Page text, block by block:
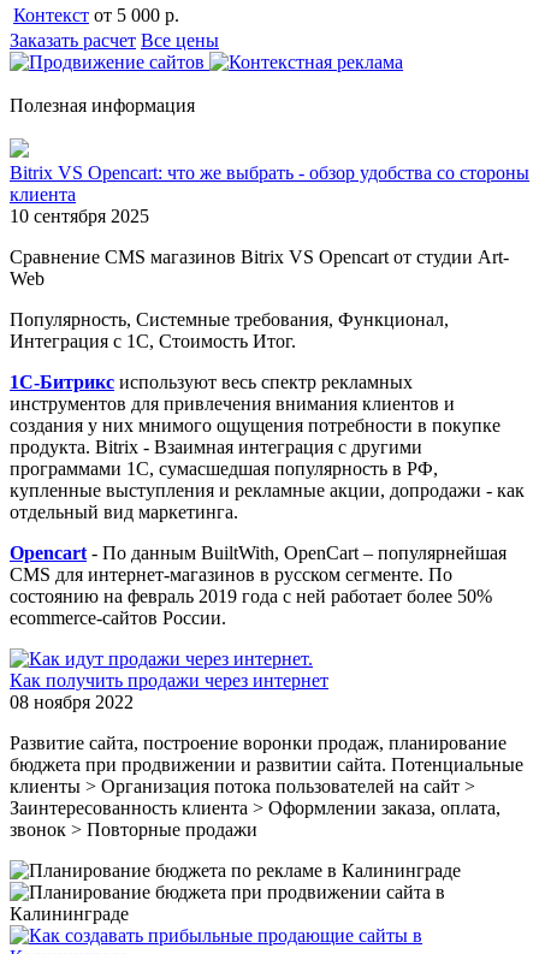
Контекст от 5 000 р.
Заказать расчет Все цены
Полезная информация
Bitrix VS Opencart: что же выбрать - обзор удобства со стороны
клиента
10 сентября 2025
Сравнение CMS магазинов Bitrix VS Opencart от студии Art-
Web
Популярность, Системные требования, Функционал,
Интеграция с 1С, Стоимость Итог.
1С-Битрикс используют весь спектр рекламных
инструментов для привлечения внимания клиентов и
создания у них мнимого ощущения потребности в покупке
продукта. Bitrix - Взаимная интеграция с другими
программами 1С, сумасшедшая популярность в РФ,
купленные выступления и рекламные акции, допродажи - как
отдельный вид маркетинга.
Opencart - По данным BuiltWith, OpenCart – популярнейшая
CMS для интернет-магазинов в русском сегменте. По
состоянию на февраль 2019 года с ней работает более 50%
ecommerce-сайтов России.
Как получить продажи через интернет
08 ноября 2022
Развитие сайта, построение воронки продаж, планирование
бюджета при продвижении и развитии сайта. Потенциальные
клиенты > Организация потока пользователей на сайт >
Заинтересованность клиента > Оформлении заказа, оплата,
звонок > Повторные продажи